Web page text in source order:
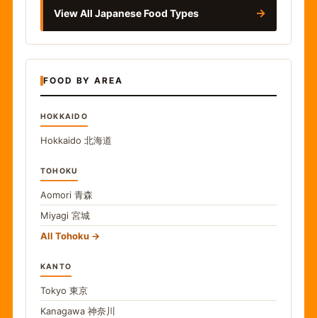
View All Japanese Food Types →
FOOD BY AREA
HOKKAIDO
Hokkaido 北海道
TOHOKU
Aomori 青森
Miyagi 宮城
All Tohoku
KANTO
Tokyo 東京
Kanagawa 神奈川